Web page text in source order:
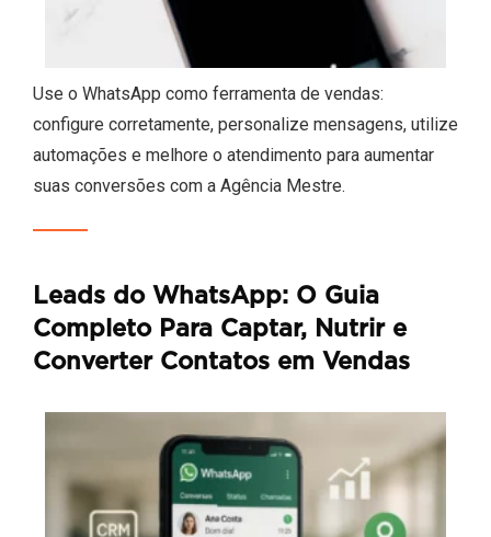
Use o WhatsApp como ferramenta de vendas:
configure corretamente, personalize mensagens, utilize
automações e melhore o atendimento para aumentar
suas conversões com a Agência Mestre.
Leads do WhatsApp: O Guia
Completo Para Captar, Nutrir e
Converter Contatos em Vendas